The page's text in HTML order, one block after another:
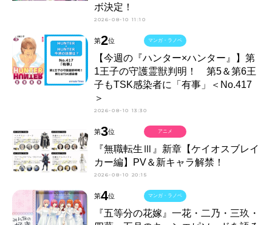
ボ決定！
2026-08-10 11:10
第2位
【今週の『ハンター×ハンター』】第
1王子の守護霊獣判明！ 第5＆第6王
子もTSK感染者に「有事」＜No.417
＞
2026-08-10 13:30
マンガ・ラノベ
第3位
『無職転生Ⅲ』新章【ケイオスブレイ
カー編】PV＆新キャラ解禁！
2026-08-10 20:15
アニメ
第4位
『五等分の花嫁』一花・二乃・三玖・
マンガ・ラノベ